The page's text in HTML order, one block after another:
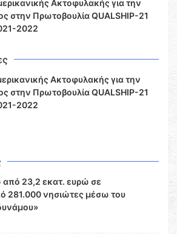
Ακτοφυλακής για την
στην Πρωτοβουλία QUALSHIP-21
2022
Ακτοφυλακής για την
στην Πρωτοβουλία QUALSHIP-21
2022
από 23,2 εκατ. ευρώ σε
281.000 νησιώτες μέσω του